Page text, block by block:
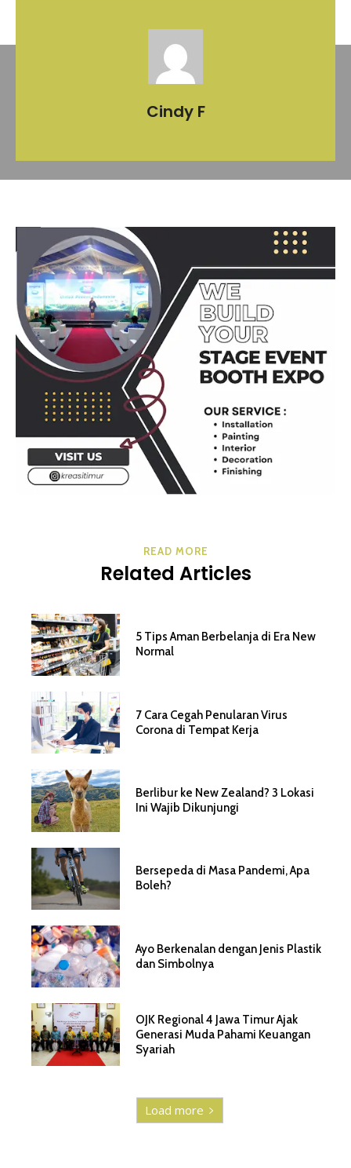
Cindy F
READ MORE
Related Articles
5 Tips Aman Berbelanja di Era New
Normal
7 Cara Cegah Penularan Virus
Corona di Tempat Kerja
Berlibur ke New Zealand? 3 Lokasi
Ini Wajib Dikunjungi
Bersepeda di Masa Pandemi, Apa
Boleh?
Ayo Berkenalan dengan Jenis Plastik
dan Simbolnya
OJK Regional 4 Jawa Timur Ajak
Generasi Muda Pahami Keuangan
Syariah
Load more